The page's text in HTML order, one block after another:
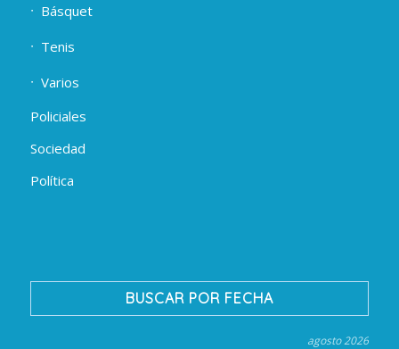
Básquet
Tenis
Varios
Policiales
Sociedad
Política
BUSCAR POR FECHA
agosto 2026